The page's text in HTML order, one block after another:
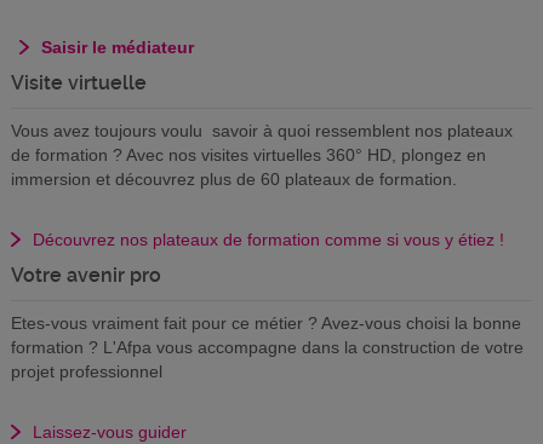
Saisir le médiateur
Visite virtuelle
Vous avez toujours voulu savoir à quoi ressemblent nos plateaux
de formation ? Avec nos visites virtuelles 360° HD, plongez en
immersion et découvrez plus de 60 plateaux de formation.
Découvrez nos plateaux de formation comme si vous y étiez !
Votre avenir pro
Etes-vous vraiment fait pour ce métier ? Avez-vous choisi la bonne
formation ? L'Afpa vous accompagne dans la construction de votre
projet professionnel
Laissez-vous guider